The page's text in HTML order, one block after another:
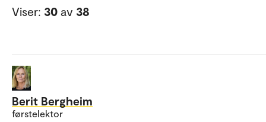
Viser: 30 av 38
Berit Bergheim
førstelektor